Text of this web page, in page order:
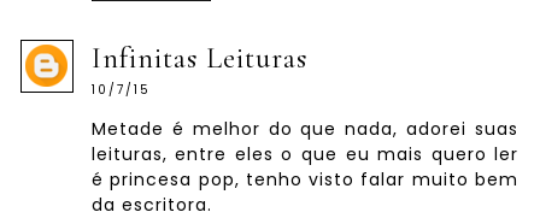
Infinitas Leituras
10/7/15
Metade é melhor do que nada, adorei suas
leituras, entre eles o que eu mais quero ler
é princesa pop, tenho visto falar muito bem
da escritora.